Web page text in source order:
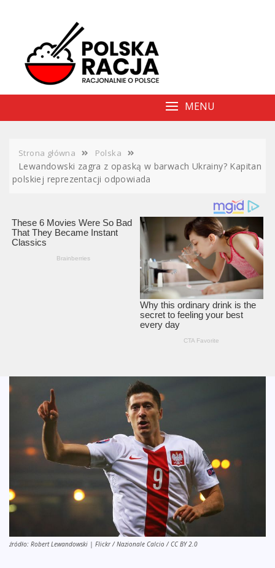
MENU
Strona główna Polska
Lewandowski zagra z opaską w barwach Ukrainy? Kapitan
polskiej reprezentacji odpowiada
źródło: Robert Lewandowski | Flickr / Nazionale Calcio / CC BY 2.0